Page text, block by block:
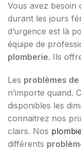
Vous avez besoin
durant les jours
d’urgence est là
équipe de
plomberie. Ils
Les problèmes de
n’importe quand.
disponibles les
connaitrez nos
clairs. Nos
différents